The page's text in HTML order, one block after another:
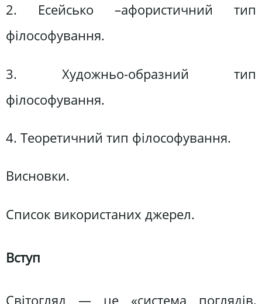
2. Есейсько –афористичний тип
філософування.
3. Художньо-образний тип
філософування.
4. Теоретичний тип філософування.
Висновки.
Список використаних джерел.
Вступ
Світогляд — це «система поглядів,